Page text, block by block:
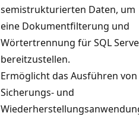
semistrukturierten Daten, um
eine Dokumentfilterung und
Wörtertrennung für SQL
bereitzustellen.
Ermöglicht das Ausführen von
Sicherungs- und